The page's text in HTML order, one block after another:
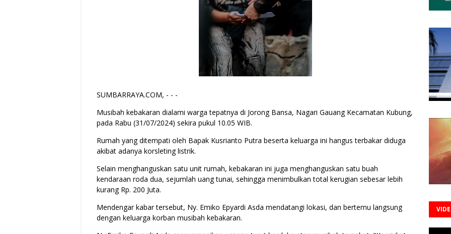
SUMBARRAYA.COM, - - -
Musibah kebakaran dialami warga tepatnya di Jorong Bansa, Nagari Gauang Kecamatan Kubung,
pada Rabu (31/07/2024) sekira pukul 10.05 WIB.
Rumah yang ditempati oleh Bapak Kusrianto Putra beserta keluarga ini hangus terbakar diduga
akibat adanya korsleting listrik.
Selain menghanguskan satu unit rumah, kebakaran ini juga menghanguskan satu buah
kendaraan roda dua, sejumlah uang tunai, sehingga menimbulkan total kerugian sebesar lebih
kurang Rp. 200 Juta.
Mendengar kabar tersebut, Ny. Emiko Epyardi Asda mendatangi lokasi, dan bertemu langsung
dengan keluarga korban musibah kebakaran.